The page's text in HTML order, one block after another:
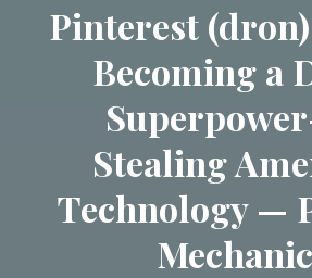
Pinterest
Becoming a
Stealing
Technology —